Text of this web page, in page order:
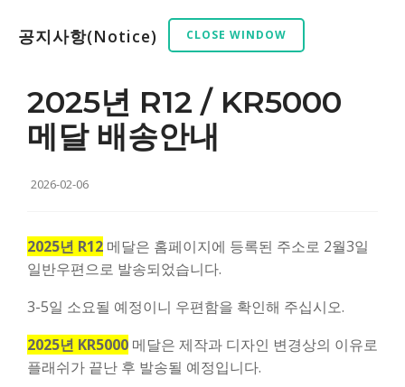
공지사항(Notice) CLOSE WINDOW
2025년 R12 / KR5000
메달 배송안내
2026-02-06
2025년 R12 메달은 홈페이지에 등록된 주소로 2월3일
일반우편으로 발송되었습니다.
3-5일 소요될 예정이니 우편함을 확인해 주십시오.
2025년 KR5000 메달은 제작과 디자인 변경상의 이유로
플래쉬가 끝난 후 발송될 예정입니다.